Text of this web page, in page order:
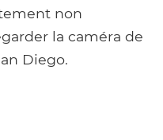
non
la caméra de
Diego.